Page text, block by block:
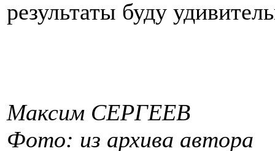
результаты буду
Максим СЕРГЕЕВ
Фото: из архива автора